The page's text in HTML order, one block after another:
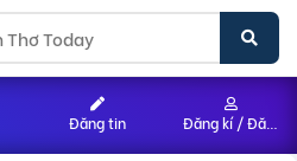
Đăng tin